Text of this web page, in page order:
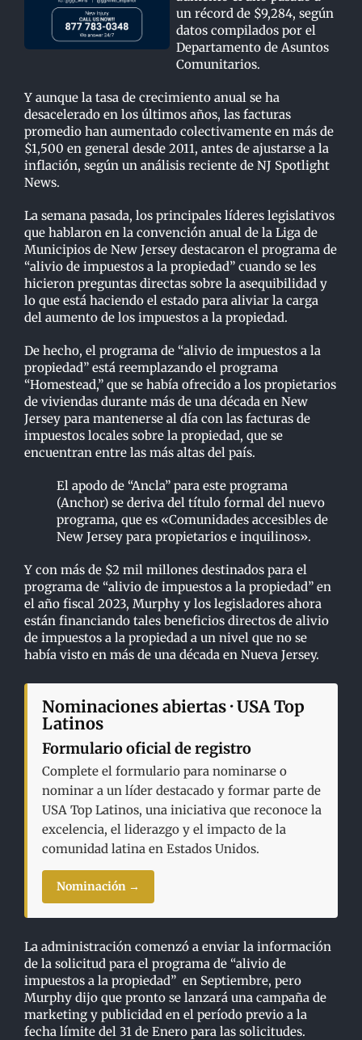
un récord de $9,284, según
datos compilados por el
Departamento de Asuntos
Comunitarios.
Y aunque la tasa de crecimiento anual se ha
desacelerado en los últimos años, las facturas
promedio han aumentado colectivamente en más de
$1,500 en general desde 2011, antes de ajustarse a la
inflación, según un análisis reciente de NJ Spotlight
News.
La semana pasada, los principales líderes legislativos
que hablaron en la convención anual de la Liga de
Municipios de New Jersey destacaron el programa de
“alivio de impuestos a la propiedad” cuando se les
hicieron preguntas directas sobre la asequibilidad y
lo que está haciendo el estado para aliviar la carga
del aumento de los impuestos a la propiedad.
De hecho, el programa de “alivio de impuestos a la
propiedad” está reemplazando el programa
“Homestead,” que se había ofrecido a los propietarios
de viviendas durante más de una década en New
Jersey para mantenerse al día con las facturas de
impuestos locales sobre la propiedad, que se
encuentran entre las más altas del país.
El apodo de “Ancla” para este programa
(Anchor) se deriva del título formal del nuevo
programa, que es «Comunidades accesibles de
New Jersey para propietarios e inquilinos».
Y con más de $2 mil millones destinados para el
programa de “alivio de impuestos a la propiedad” en
el año fiscal 2023, Murphy y los legisladores ahora
están financiando tales beneficios directos de alivio
de impuestos a la propiedad a un nivel que no se
había visto en más de una década en Nueva Jersey.
Nominaciones abiertas · USA Top
Latinos
Formulario oficial de registro
Complete el formulario para nominarse o
nominar a un líder destacado y formar parte de
USA Top Latinos, una iniciativa que reconoce la
excelencia, el liderazgo y el impacto de la
comunidad latina en Estados Unidos.
Nominación →
La administración comenzó a enviar la información
de la solicitud para el programa de “alivio de
impuestos a la propiedad” en Septiembre, pero
Murphy dijo que pronto se lanzará una campaña de
marketing y publicidad en el período previo a la
fecha límite del 31 de Enero para las solicitudes.